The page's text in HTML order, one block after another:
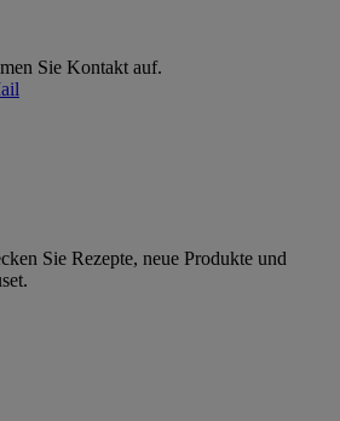
Sie Kontakt auf.
Sie Rezepte, neue Produkte und